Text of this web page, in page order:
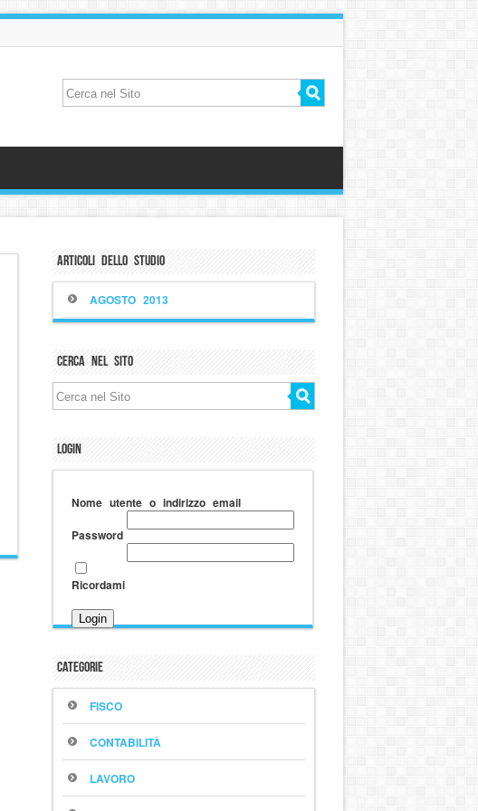
Articoli dello Studio
AGOSTO 2013
Cerca nel sito
Login
Nome utente o indirizzo email
Password
Ricordami
Categorie
FISCO
CONTABILITÀ
LAVORO